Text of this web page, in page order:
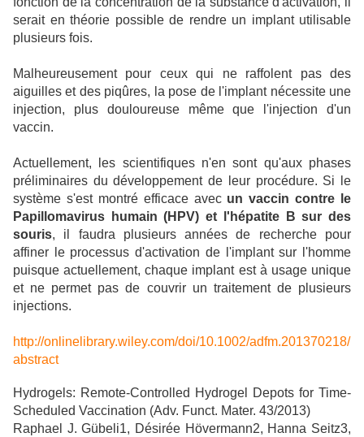
serait en théorie possible de rendre un implant utilisable
plusieurs fois.
Malheureusement pour ceux qui ne raffolent pas des
aiguilles et des piqûres, la pose de l'implant nécessite une
injection, plus douloureuse même que l'injection d'un
vaccin.
Actuellement, les scientifiques n'en sont qu'aux phases
préliminaires du développement de leur procédure. Si le
système s'est montré efficace avec un vaccin contre le
Papillomavirus humain (HPV) et l'hépatite B sur des
souris, il faudra plusieurs années de recherche pour
affiner le processus d'activation de l'implant sur l'homme
puisque actuellement, chaque implant est à usage unique
et ne permet pas de couvrir un traitement de plusieurs
injections.
http://onlinelibrary.wiley.com/doi/10.1002/adfm.201370218/
abstract
Hydrogels: Remote-Controlled Hydrogel Depots for Time-
Scheduled Vaccination (Adv. Funct. Mater. 43/2013)
Raphael J. Gübeli1, Désirée Hövermann2, Hanna Seitz3,